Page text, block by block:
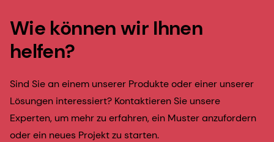
Wie können wir Ihnen
helfen?
Sind Sie an einem unserer Produkte oder einer unserer
Lösungen interessiert? Kontaktieren Sie unsere
Experten, um mehr zu erfahren, ein Muster anzufordern
oder ein neues Projekt zu starten.